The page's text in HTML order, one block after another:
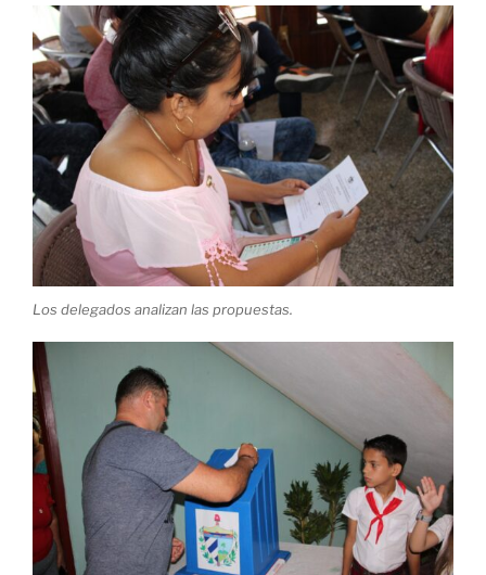
Los delegados analizan las propuestas.